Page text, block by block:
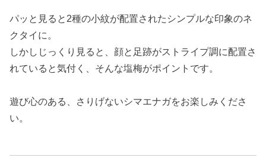
パッと見ると2種の小紋が配置されたシンプルな印象のネ
クタイに。
しかしじっくり見ると、顔と足跡がストライプ調に配置さ
れていると気付く、そんな塩梅がポイントです。
遊び心のある、さりげないシマエナガをお楽しみくださ
い。